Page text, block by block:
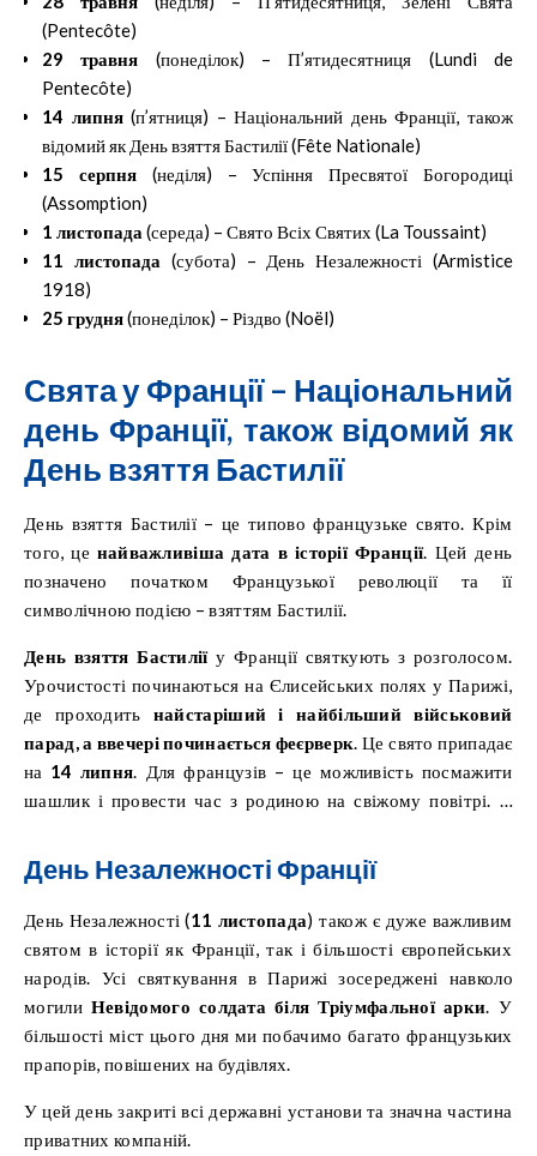
(Pentecôte)
29 травня (понеділок) – П’ятидесятниця (Lundi de
Pentecôte)
14 липня(п’ятниця) – Національний день Франції, також
відомий як День взяття Бастилії (Fête Nationale)
15 серпня(неділя) – Успіння Пресвятої Богородиці
(Assomption)
1 листопада (середа) – Свято Всіх Святих (La Toussaint)
11 листопада (субота) – День Незалежності (Armistice
1918)
25 грудня(понеділок) – Різдво (Noël)
Свята у Франції – Національний
день Франції, також відомий як
День взяття Бастилії
День взяття Бастилії – це типово французьке свято. Крім
того, це найважливіша дата в історії Франції. Цей день
позначено початком Французької революції та її
символічною подією – взяттям Бастилії.
День взяття Бастиліїу Франції святкують з розголосом.
Урочистості починаються на Єлисейських полях у Парижі,
де проходить найстаріший і найбільший військовий
парад, а ввечері починається феєрверк. Це свято припадає
на 14 липня. Для французів – це можливість посмажити
шашлик і провести час з родиною на свіжому повітрі. У
але ресторани в туристичних районах зазвичай відкриті.
День Незалежності Франції
День Незалежності (11 листопада) також є дуже важливим
святом в історії як Франції, так і більшості європейських
народів. Усі святкування в Парижі зосереджені навколо
могилиНевідомого солдата біля Тріумфальної арки. У
більшості міст цього дня ми побачимо багато французьких
прапорів, повішених на будівлях.
У цей день закриті всі державні установи та значна частина
приватних компаній.